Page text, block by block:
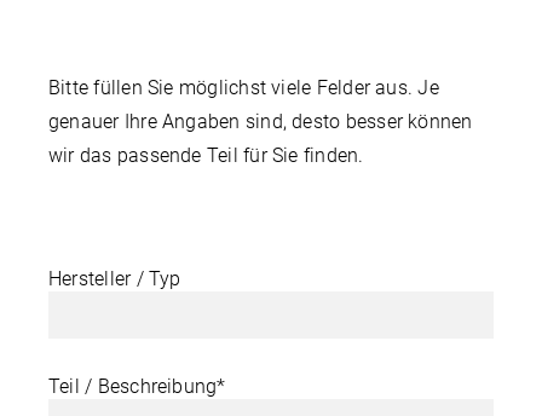
Bitte füllen Sie möglichst viele Felder aus. Je
genauer Ihre Angaben sind, desto besser können
wir das passende Teil für Sie finden.
Hersteller / Typ
Teil / Beschreibung*